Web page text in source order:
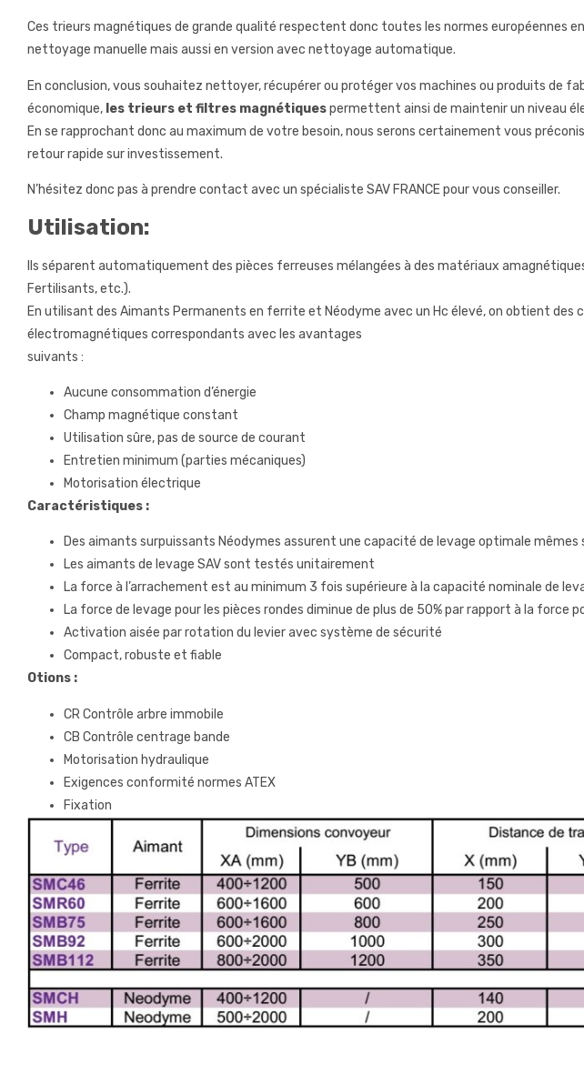
Ces trieurs magnétiques de grande qualité respectent donc toutes les normes européennes
nettoyage manuelle mais aussi en version avec nettoyage automatique.
En conclusion, vous souhaitez nettoyer, récupérer ou protéger vos machines ou produits de
économique, les trieurs et filtres magnétiquespermettent ainsi de maintenir un niveau
En se rapprochant donc au maximum de votre besoin, nous serons certainement vous
retour rapide sur investissement.
N’hésitez donc pas à prendre contact avec un spécialiste SAV FRANCE pour vous conseiller.
Utilisation:
Ils séparent automatiquement des pièces ferreuses mélangées à des matériaux
Fertilisants, etc.).
En utilisant des Aimants Permanents en ferrite et Néodyme avec un Hc élevé, on obtient des
électromagnétiques correspondants avec les avantages
suivants :
Aucune consommation d’énergie
Champ magnétique constant
Utilisation sûre, pas de source de courant
Entretien minimum (parties mécaniques)
Motorisation électrique
Caractéristiques :
Des aimants surpuissants Néodymes assurent une capacité de levage optimale mêmes
Les aimants de levage SAV sont testés unitairement
La force à l’arrachement est au minimum 3 fois supérieure à la capacité nominale de
La force de levage pour les pièces rondes diminue de plus de 50% par rapport à la force
Activation aisée par rotation du levier avec système de sécurité
Compact, robuste et fiable
Otions :
CR Contrôle arbre immobile
CB Contrôle centrage bande
Motorisation hydraulique
Exigences conformité normes ATEX
Fixation